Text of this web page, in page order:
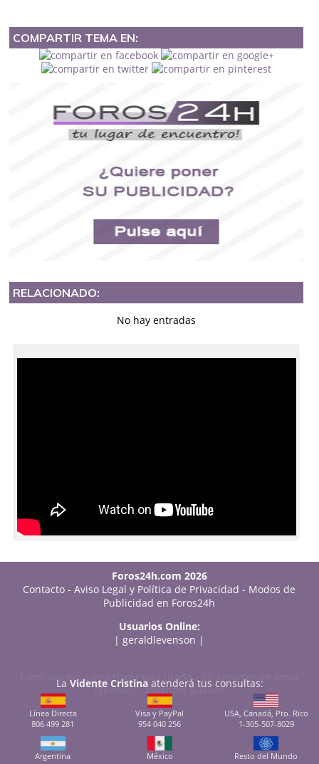
COMPARTIR TEMA EN:
RELACIONADO:
No hay entradas
Foros24h.com 2026
Contacto -Aviso Legal y Política de Privacidad - Modos de
Publicidad en Foros24h
Usuarios Online:
| geraldlevenson |
Tarot sí o no: cómo hacer una tirada-
20 Amarres de Amor
Efectivos-Videntes Buenas
La Vidente Cristinaatenderá tus consultas:
Línea Directa
806 499 281
Visa y PayPal
954 040 256
USA, Canadá, Pto. Rico
1-305-507-8029
Argentina
México
Resto del Mundo